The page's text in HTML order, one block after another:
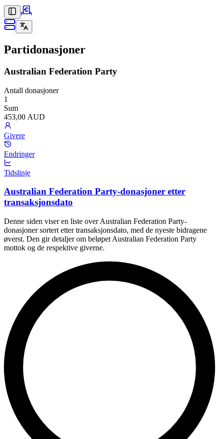
Partidonasjoner
Australian Federation Party
Antall donasjoner
1
Sum
453,00 AUD
Givere
Endringer
Tidslinje
Australian Federation Party-donasjoner etter
transaksjonsdato
Denne siden viser en liste over Australian Federation Party-
donasjoner sortert etter transaksjonsdato, med de nyeste bidragene
øverst. Den gir detaljer om beløpet Australian Federation Party
mottok og de respektive giverne.